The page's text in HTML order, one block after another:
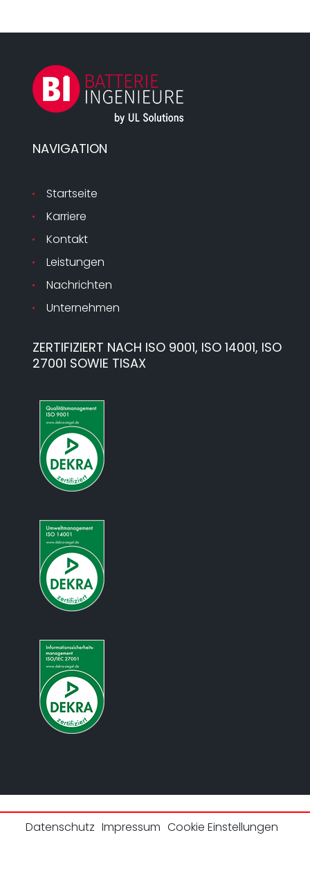
NAVIGATION
Startseite
Karriere
Kontakt
Leistungen
Nachrichten
Unternehmen
ZERTIFIZIERT NACH ISO 9001, ISO 14001, ISO
27001 SOWIE TISAX
Datenschutz Impressum Cookie Einstellungen